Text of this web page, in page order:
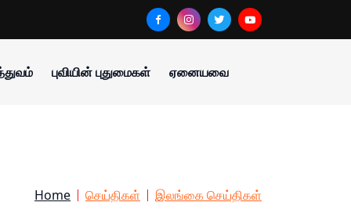
புவியின் புதுமைகள் ஏனையவை
Home செய்திகள் இலங்கை செய்திகள்